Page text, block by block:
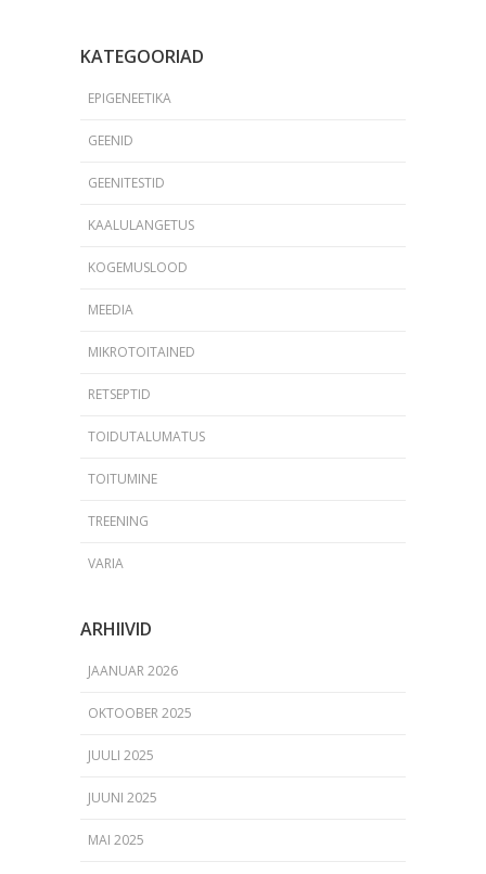
KATEGOORIAD
EPIGENEETIKA
GEENID
GEENITESTID
KAALULANGETUS
KOGEMUSLOOD
MEEDIA
MIKROTOITAINED
RETSEPTID
TOIDUTALUMATUS
TOITUMINE
TREENING
VARIA
ARHIIVID
JAANUAR 2026
OKTOOBER 2025
JUULI 2025
JUUNI 2025
MAI 2025